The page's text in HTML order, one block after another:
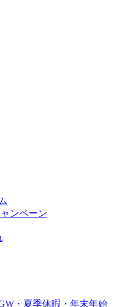
ンペーン
・夏季休暇・年末年始